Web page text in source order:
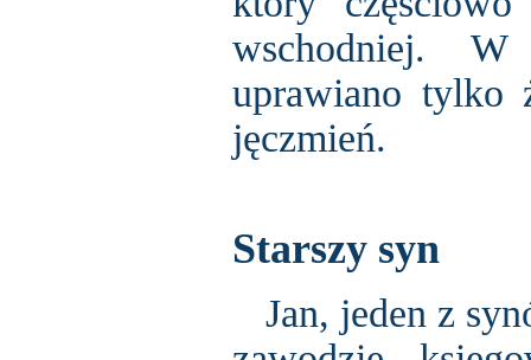
wschodniej. W
uprawiano tylko
jęczmień.
Starszy syn
Jan, jeden z